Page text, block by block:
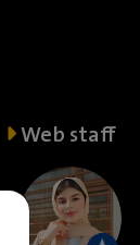
Web staff